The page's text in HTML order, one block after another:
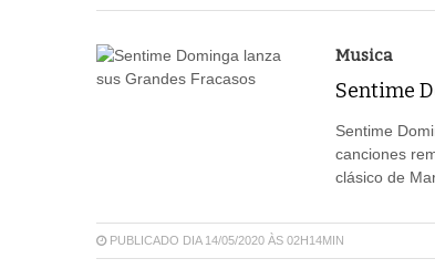
Musica
Sentime
Sentime
canciones
clásico de
PUBLICADO DIA 14/05/2020 ÀS 02H14MIN